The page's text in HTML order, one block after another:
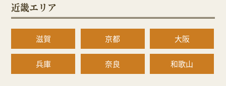
近畿エリア
滋賀 京都 大阪
兵庫 奈良 和歌山